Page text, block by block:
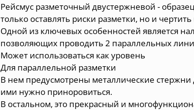
Рейсмус разметочный двустержневой -
только оставлять риски разметки, но и
Одной из ключевых особенностей является
позволяющих проводить 2 параллельных
Может использоваться как уровень
Для параллельной разметки
В нем предусмотрены металлические
ими нужно приноровиться.
В остальном, это прекрасный и